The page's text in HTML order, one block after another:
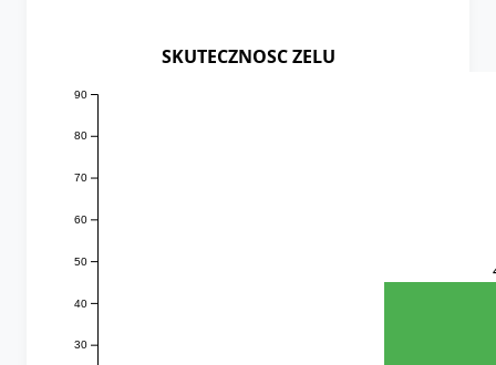
SKUTECZNOSC ZELU
30
40
50
60
70
80
90